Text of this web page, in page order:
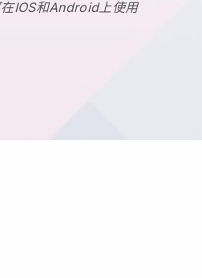
IOS和Android上使用